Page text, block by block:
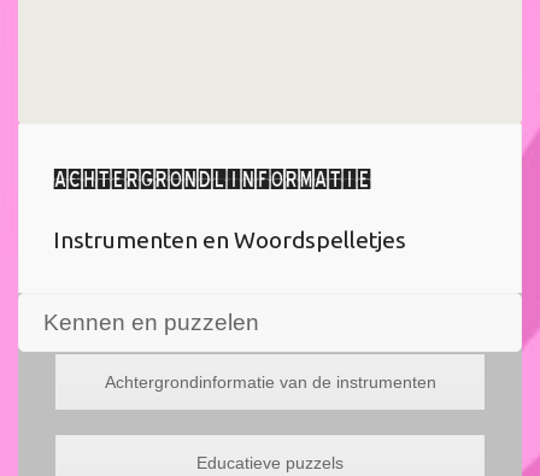
Achtergrondlinformatie
Instrumenten en Woordspelletjes
Kennen en puzzelen
Achtergrondinformatie van de instrumenten
Educatieve puzzels